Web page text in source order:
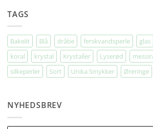
TAGS
Bakelit Blå dråbe ferskvandsperle glas
koral
krystal Krystaller Lyserød
silkeperler
Sort Unika Smykker Øreringe
NYHEDSBREV